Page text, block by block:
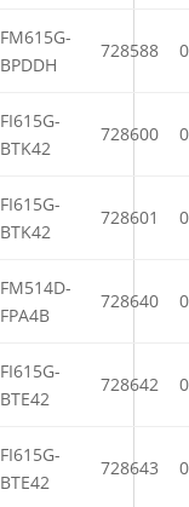
FM615G-
BPDDH
728588
FI615G-
BTK42
728600
FI615G-
BTK42
728601
FM514D-
FPA4B
728640
FI615G-
BTE42
728642
FI615G-
BTE42
728643